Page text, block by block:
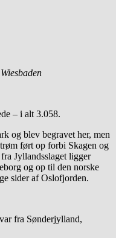
– i alt 3.058.
og blev begravet her, men
ført op forbi Skagen og
Jyllandsslaget ligger
og op til den norske
sider af Oslofjorden.
fra Sønderjylland,